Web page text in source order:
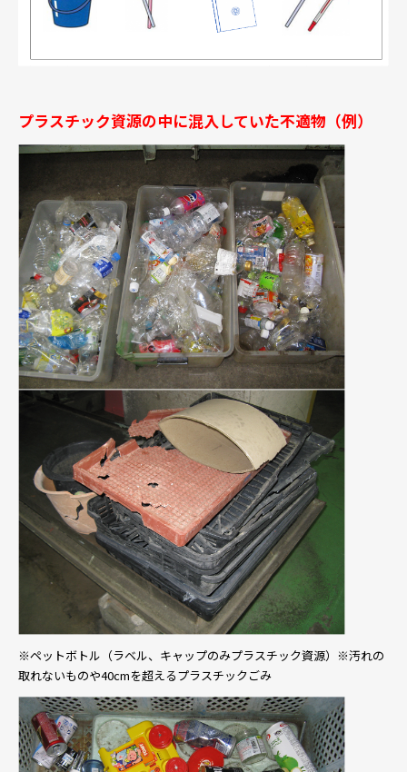
プラスチック資源の中に混入していた不適物（例）
※ペットボトル（ラベル、キャップのみプラスチック資源）※汚れの
取れないものや40cmを超えるプラスチックごみ